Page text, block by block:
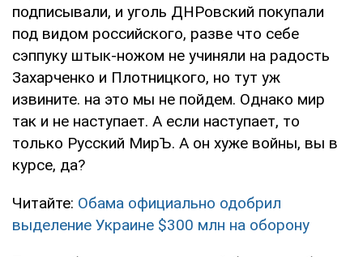
подписывали, и уголь ДНРовский покупали
под видом российского, разве что себе
сэппуку штык-ножом не учиняли на радость
Захарченко и Плотницкого, но тут уж
извините. на это мы не пойдем. Однако мир
так и не наступает. А если наступает, то
только Русский МирЪ. А он хуже войны, вы в
курсе, да?
Читайте: Обама официально одобрил
выделение Украине $300 млн на оборону